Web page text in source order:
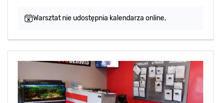
Warsztat nie udostępnia kalendarza online.